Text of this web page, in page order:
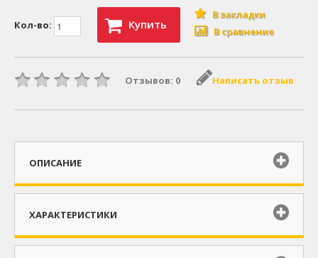
Кол-во: Купить
В закладки
В сравнение
Отзывов: 0 Написать отзыв
ОПИСАНИЕ
ХАРАКТЕРИСТИКИ